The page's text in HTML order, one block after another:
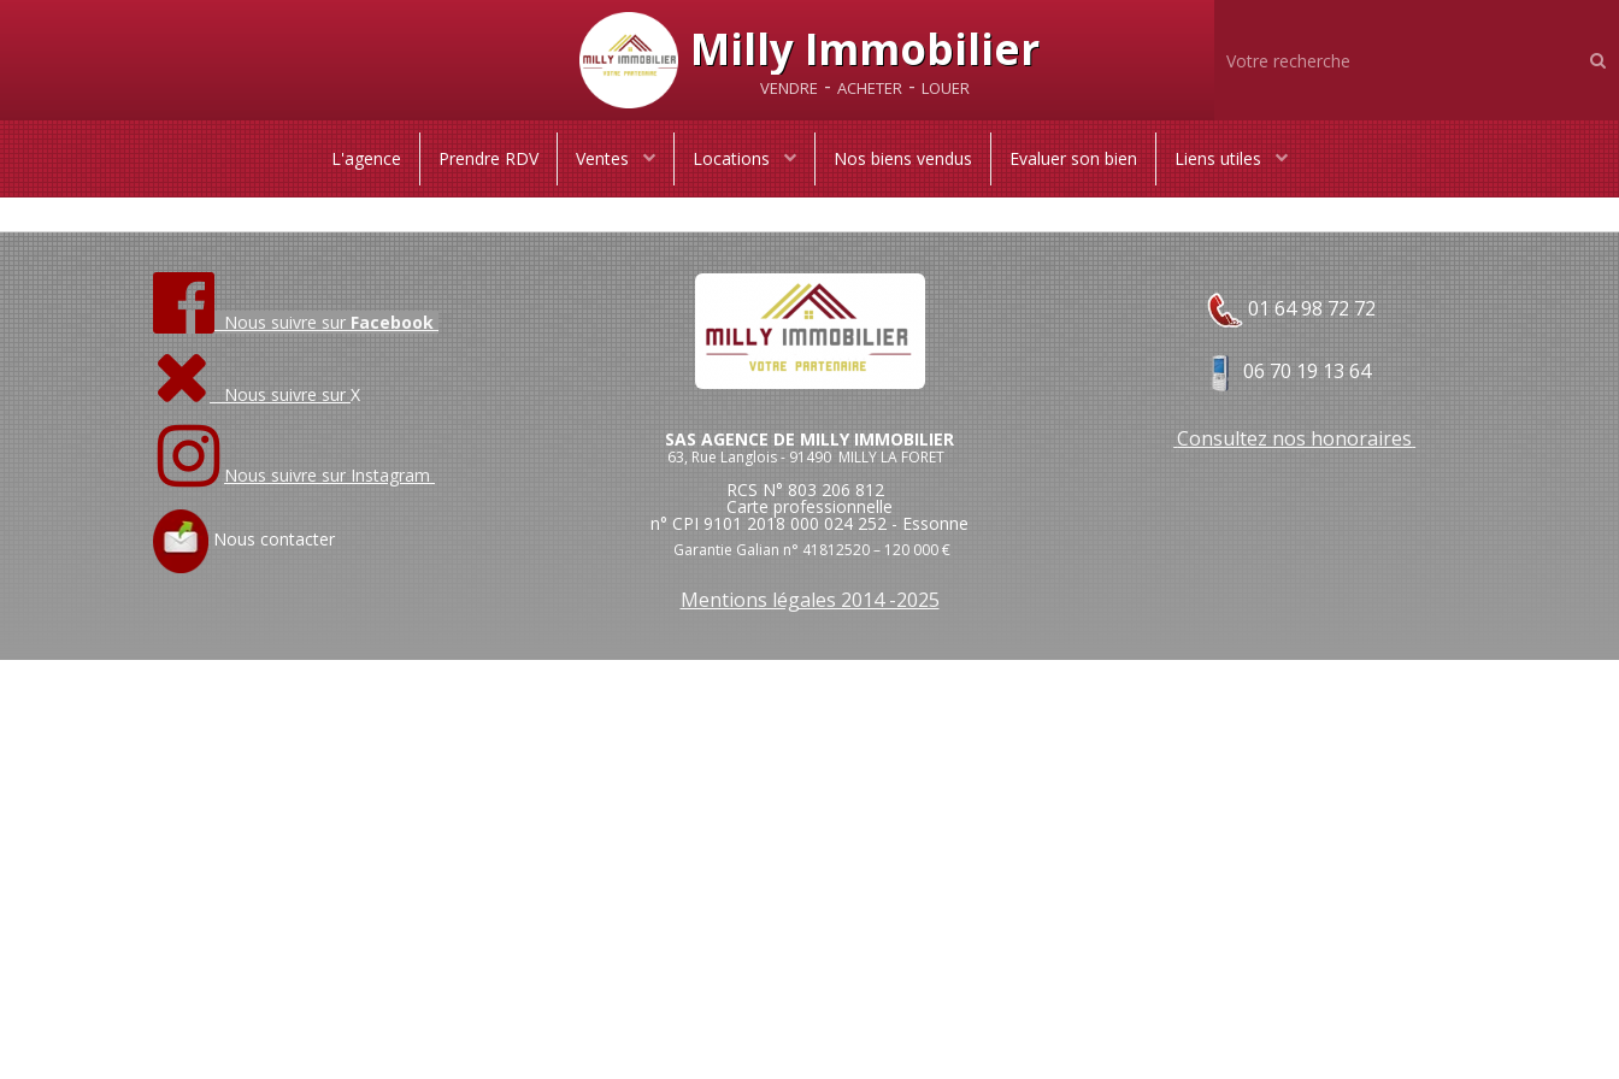
Milly Immobilier
vendre - acheter - louer
L'agence Prendre RDV Ventes Locations Nos biens vendus Evaluer son bien Liens utiles
Nous suivre sur Facebook
Nous suivre sur X
Nous suivre sur Instagram
Nous contacter
SAS AGENCE DE MILLY IMMOBILIER
63, Rue Langlois - 91490 MILLY LA FORET
RCS N° 803 206 812
Carte professionnelle
n° CPI 9101 2018 000 024 252 - Essonne
Garantie Galian n° 41812520 – 120 000 €
01 64 98 72 72
06 70 19 13 64
Consultez nos honoraires
Mentions légales 2014 -2025